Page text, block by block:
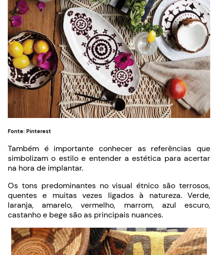
Fonte: Pinterest
Também é importante conhecer as referências que
simbolizam o estilo e entender a estética para acertar
na hora de implantar.
Os tons predominantes no visual étnico são terrosos,
quentes e muitas vezes ligados à natureza. Verde,
laranja, amarelo, vermelho, marrom, azul escuro,
castanho e bege são as principais nuances.